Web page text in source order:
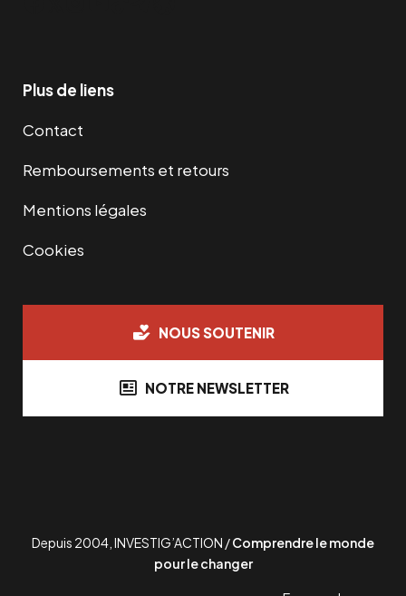
Plus de liens
Contact
Remboursements et retours
Mentions légales
Cookies
NOUS SOUTENIR
NOTRE NEWSLETTER
Depuis 2004, INVESTIG’ACTION /Comprendre le monde
pour le changer